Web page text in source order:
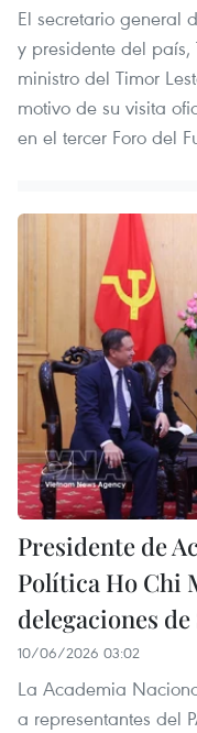
El secretario general
y presidente del
ministro del Timor
motivo de su visita
en el tercer Foro del
Presidente de
Política Ho Chi
delegaciones
10/06/2026 03:02
La Academia
a representantes del